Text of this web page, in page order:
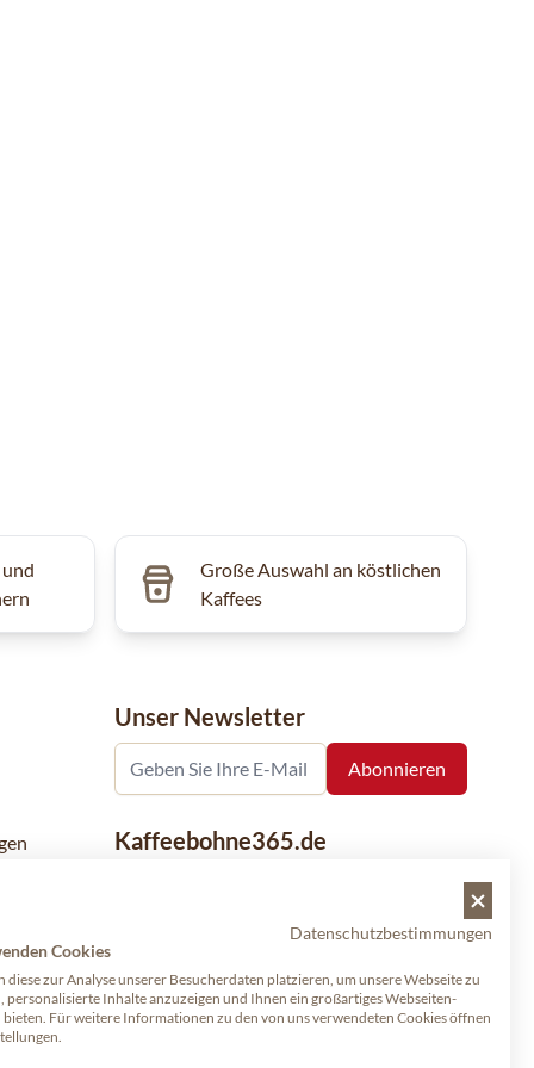
Große Auswahl an köstlichen
Kaffees
Unser Newsletter
Kaffeebohne365.de
wurde. Der Verkauf von Kaffeebohnen
Marken ist eine unserer Spezialitäten.
Qualität und Kundenservice stehen dabei
Datenschutzbestimmungen
Cookies
diese zur Analyse unserer Besucherdaten platzieren, um unsere Webseite zu
personalisierte Inhalte anzuzeigen und Ihnen ein großartiges Webseiten-
bieten. Für weitere Informationen zu den von uns verwendeten Cookies öffnen